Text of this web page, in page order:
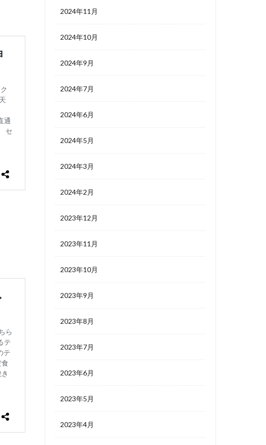
2024年11月
2024年10月
2024年9月
2024年7月
2024年6月
2024年5月
2024年3月
2024年2月
2023年12月
2023年11月
2023年10月
2023年9月
2023年8月
2023年7月
2023年6月
2023年5月
2023年4月